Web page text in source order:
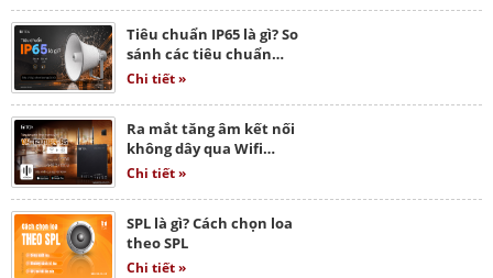
Tiêu chuẩn IP65 là gì? So
sánh các tiêu chuẩn…
Chi tiết »
Ra mắt tăng âm kết nối
không dây qua Wifi…
Chi tiết »
SPL là gì? Cách chọn loa
theo SPL
Chi tiết »